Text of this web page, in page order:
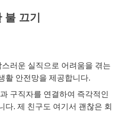
끄기
스러운 실직으로 어려움을 겪는
활 안전망을 제공합니다.
구직자를 연결하여 즉각적인
다. 제 친구도 여기서 괜찮은 회